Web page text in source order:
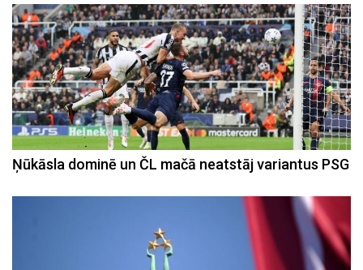
Ņūkāsla dominē un ČL mačā neatstāj variantus PSG